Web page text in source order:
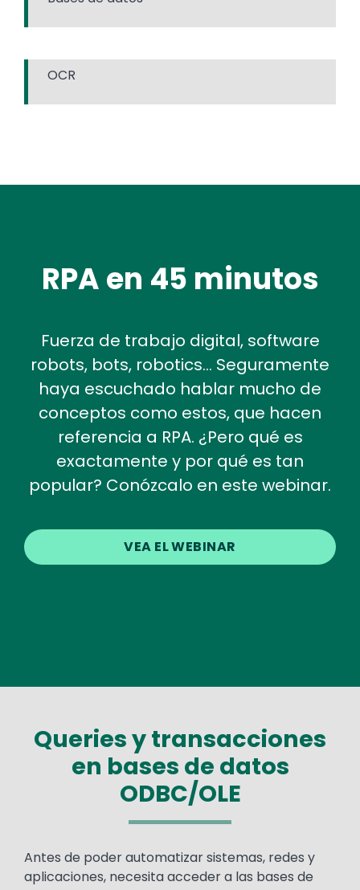
OCR
RPA en 45 minutos
Fuerza de trabajo digital, software
robots, bots, robotics… Seguramente
haya escuchado hablar mucho de
conceptos como estos, que hacen
referencia a RPA. ¿Pero qué es
exactamente y por qué es tan
popular? Conózcalo en este webinar.
VEA EL WEBINAR
Queries y transacciones
en bases de datos
ODBC/OLE
Text
Antes de poder automatizar sistemas, redes y
aplicaciones, necesita acceder a las bases de